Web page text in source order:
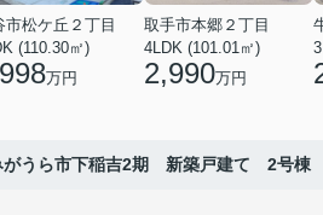
市松ケ丘２丁目
(110.30㎡)
万円
取手市本郷２丁目
4LDK (101.01㎡)
2,990万円
がうら市下稲吉2期 新築戸建て 2号棟